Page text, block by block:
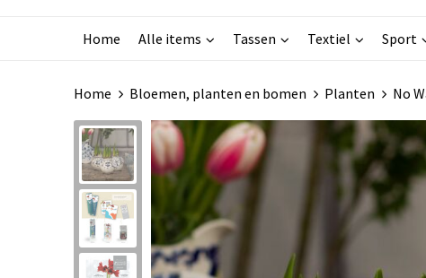
Home Alle items Tassen Textiel Sport
Home Bloemen, planten en bomen Planten No